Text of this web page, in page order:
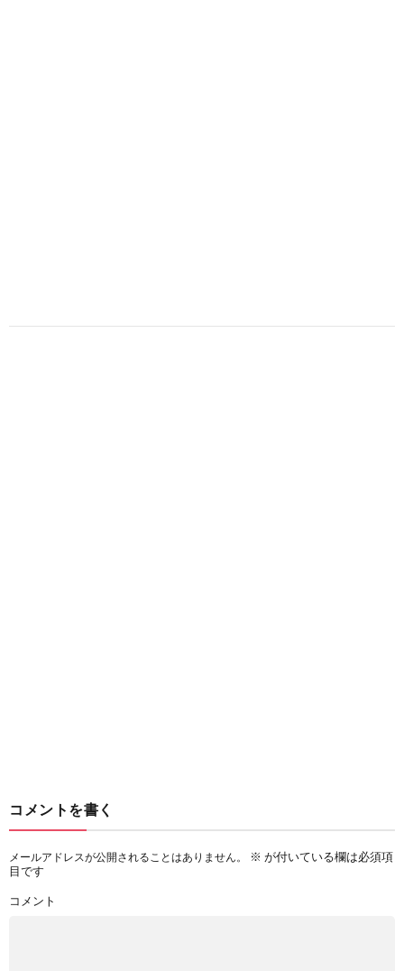
コメントを書く
メールアドレスが公開されることはありません。 ※ が付いている欄は必須項
目です
コメント